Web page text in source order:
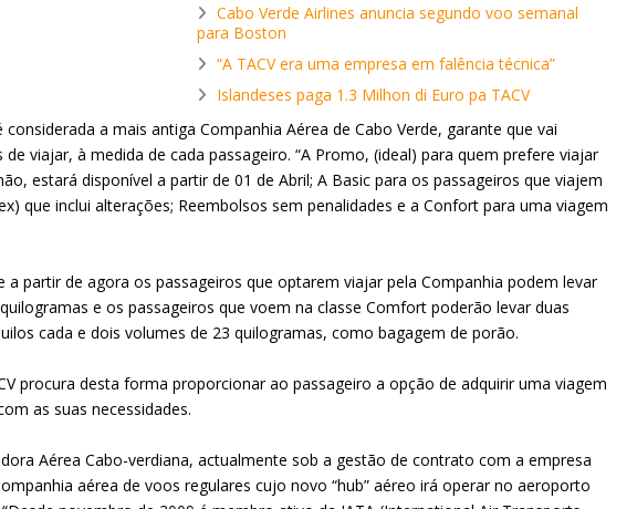
Cabo Verde Airlines anuncia segundo voo semanal
para Boston
“A TACV era uma empresa em falência técnica”
Islandeses paga 1.3 Milhon di Euro pa TACV
a mais antiga Companhia Aérea de Cabo Verde, garante que vai
viajar, à medida de cada passageiro. “A Promo, (ideal) para quem prefere viajar
estará disponível a partir de 01 de Abril; A Basic para os passageiros que viajem
que inclui alterações; Reembolsos sem penalidades e a Confort para uma viagem
a partir de agora os passageiros que optarem viajar pela Companhia podem levar
e os passageiros que voem na classe Comfort poderão levar duas
cada e dois volumes de 23 quilogramas, como bagagem de porão.
procura desta forma proporcionar ao passageiro a opção de adquirir uma viagem
as suas necessidades.
Aérea Cabo-verdiana, actualmente sob a gestão de contrato com a empresa
aérea de voos regulares cujo novo “hub” aéreo irá operar no aeroporto